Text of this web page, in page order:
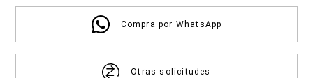
Compra por WhatsApp
Otras solicitudes